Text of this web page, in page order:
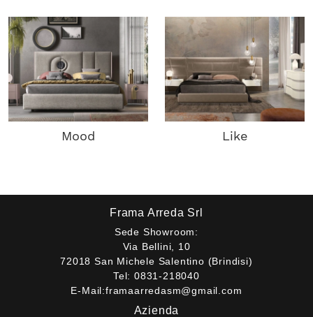
Mood Like
Frama Arreda Srl
Sede Showroom:
Via Bellini, 10
72018 San Michele Salentino (Brindisi)
Tel: 0831-218040
E-Mail:framaarredasm@gmail.com
Azienda